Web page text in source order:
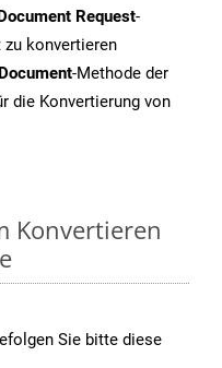
Request-
zu konvertieren
-Methode der
die Konvertierung von
Konvertieren
Sie bitte diese